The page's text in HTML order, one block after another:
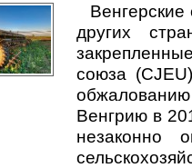
Венгерские
других
союза
обжалованию
Венгрию в
незаконно